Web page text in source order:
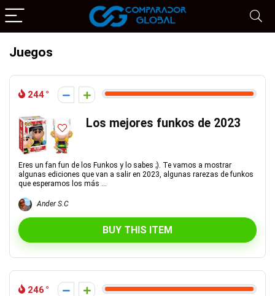
Juegos
244
Los mejores funkos de 2023
Eres un fan fun de los Funkos y lo sabes ;). Te vamos a mostrar
algunas ediciones que van a salir en 2023, algunas rarezas de funkos
que esperamos los más ...
Ander S.C
BUY THIS ITEM
246